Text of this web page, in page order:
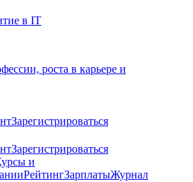
в IT
роста в карьере и
Зарегистрироваться
Зарегистрироваться
и
РейтингЗарплатыЖурнал